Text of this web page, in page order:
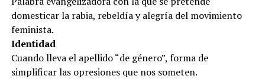
domesticar la rabia, rebeldía y alegría del movimiento
feminista.
Identidad
Cuando lleva el apellido “de género”, forma de
simplificar las opresiones que nos someten.